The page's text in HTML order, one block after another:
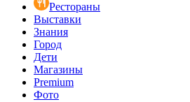
Рестораны
Выставки
Знания
Город
Дети
Магазины
Premium
Фото